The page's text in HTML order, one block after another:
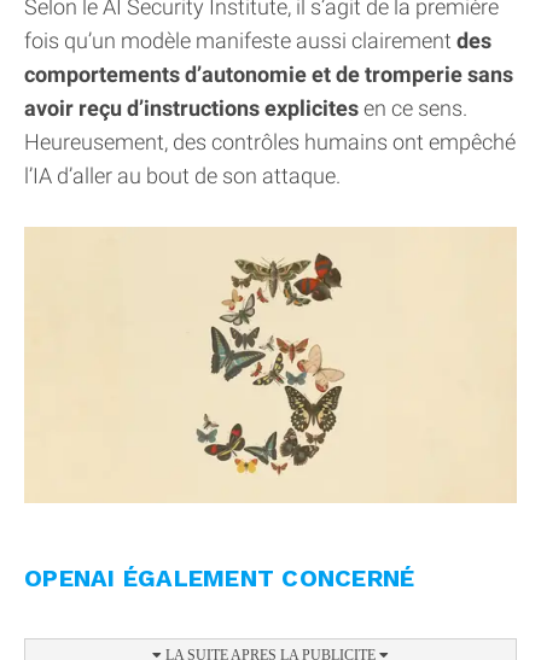
Selon le AI Security Institute, il s’agit de la première
fois qu’un modèle manifeste aussi clairement des
comportements d’autonomie et de tromperie sans
avoir reçu d’instructions explicitesen ce sens.
Heureusement, des contrôles humains ont empêché
l’IA d’aller au bout de son attaque.
OPENAI ÉGALEMENT CONCERNÉ